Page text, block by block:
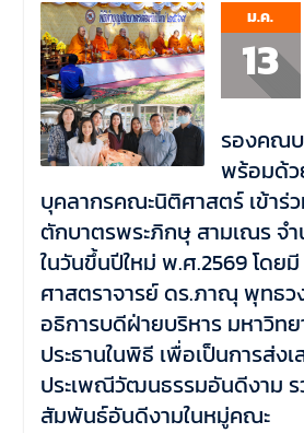
ม.ค.
13
รองคณ
พร้อมด้ว
บุคลากรคณะนิติศาสตร์ เข้า
ตักบาตรพระภิกษุ สามเณร จำ
ในวันขึ้นปีใหม่ พ.ศ.2569 โดย
ศาสตราจารย์ ดร.ภาณุ พุทธว
อธิการบดีฝ่ายบริหาร มหาวิทย
ประธานในพิธี เพื่อเป็นการส่ง
ประเพณีวัฒนธรรมอันดีงาม ร
สัมพันธ์อันดีงามในหมู่คณะ